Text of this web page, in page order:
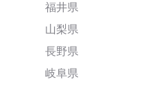
福井県
山梨県
長野県
岐阜県